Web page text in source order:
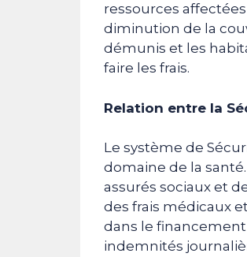
ressources
diminution de la
démunis et les
faire les frais.
Relation entre la
Le système de
domaine de la
assurés sociaux et
des frais médicaux
dans le
indemnités